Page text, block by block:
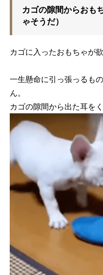
カゴの隙間からおも
ゃそうだ）
カゴに入ったおもちゃが
一生懸命に引っ張っるも
ん。
カゴの隙間から出た耳を